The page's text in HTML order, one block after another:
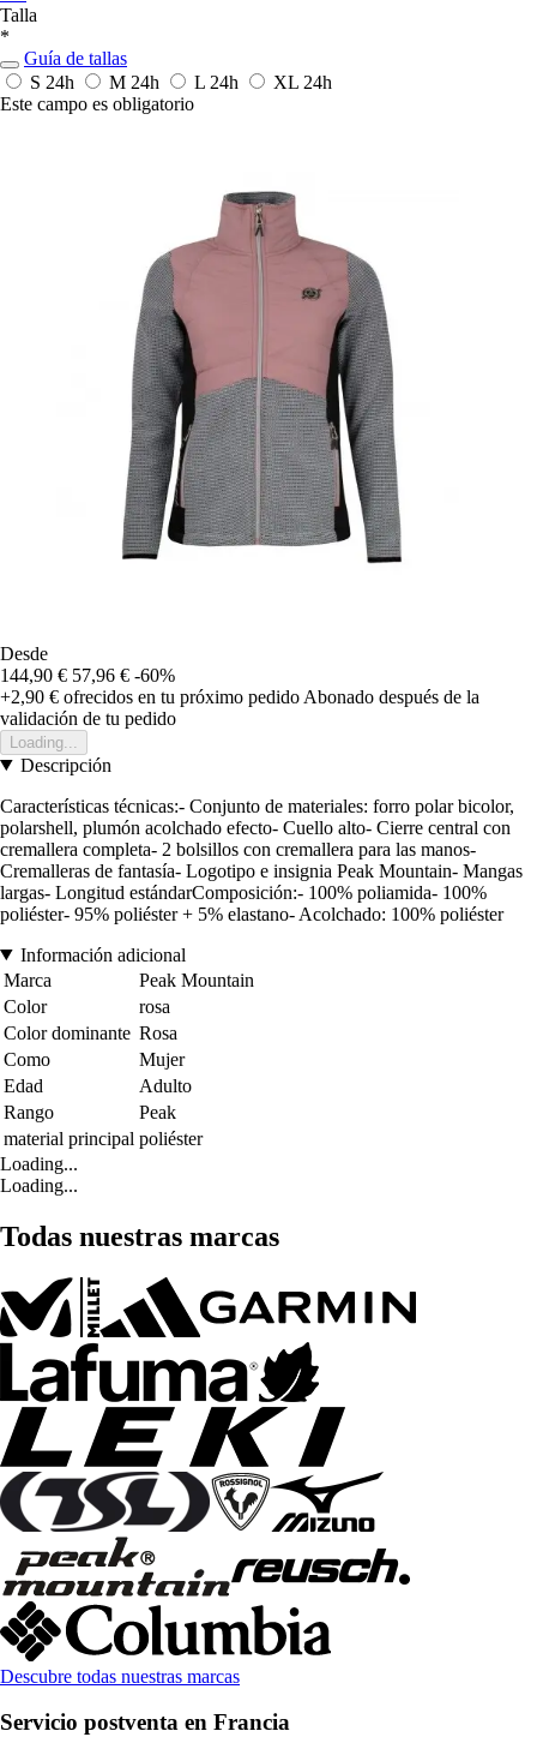
Talla
*
Guía de tallas
S 24h M 24h L 24h XL 24h
Este campo es obligatorio
Desde
144,90 € 57,96 € -60%
+2,90 € ofrecidos en tu próximo pedido Abonado después de la
validación de tu pedido
Loading...
Descripción
Características técnicas:- Conjunto de materiales: forro polar bicolor,
polarshell, plumón acolchado efecto- Cuello alto- Cierre central con
cremallera completa- 2 bolsillos con cremallera para las manos-
Cremalleras de fantasía- Logotipo e insignia Peak Mountain- Mangas
largas- Longitud estándarComposición:- 100% poliamida- 100%
poliéster- 95% poliéster + 5% elastano- Acolchado: 100% poliéster
Información adicional
Marca
Peak Mountain
Color
rosa
Color dominante Rosa
Como
Mujer
Edad
Adulto
Rango
Peak
material principal poliéster
Loading...
Loading...
Todas nuestras marcas
Descubre todas nuestras marcas
Servicio postventa en Francia